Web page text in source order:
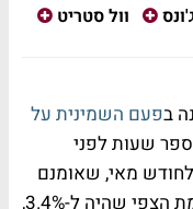
וול סטריט
בפעם השמינית על
שעות לפני
מאי, שאומנם
העידו על התמתנות קלה ל-3.3% לעומת הצפי שהיה ל-3.4%,